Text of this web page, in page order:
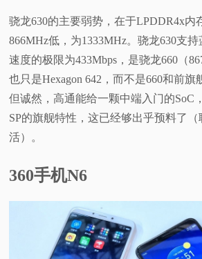
骁龙630的主要弱势，在于LPDDR4x内
866MHz低，为1333MHz。骁龙630支
速度的极限为433Mbps，是骁龙660（
也只是Hexagon 642，而不是660和前旗
但诚然，高通能给一颗中端入门的SoC
SP的旗舰特性，这已经够出乎预料了
活）。
360手机N6